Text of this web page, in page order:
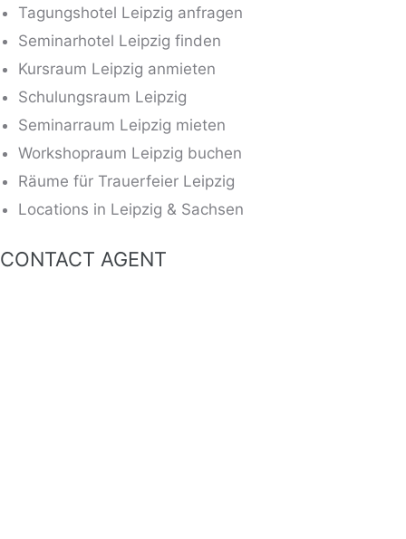
Tagungshotel Leipzig anfragen
Seminarhotel Leipzig finden
Kursraum Leipzig anmieten
Schulungsraum Leipzig
Seminarraum Leipzig mieten
Workshopraum Leipzig buchen
Räume für Trauerfeier Leipzig
Locations in Leipzig & Sachsen
CONTACT AGENT